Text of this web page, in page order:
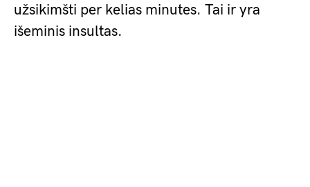
užsikimšti per kelias minutes. Tai ir yra
išeminis insultas.